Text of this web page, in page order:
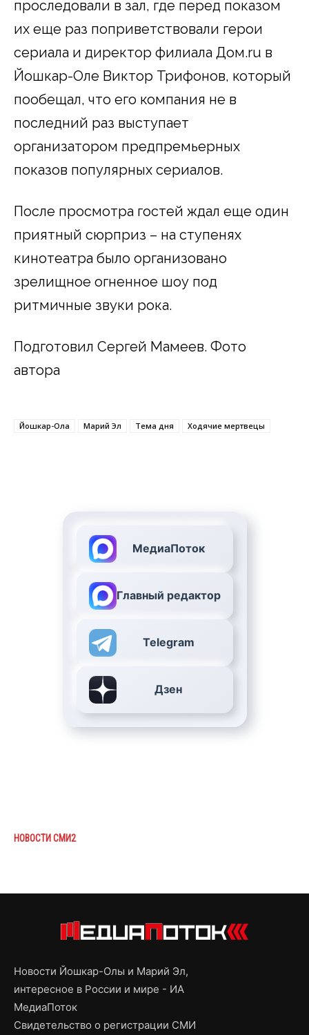
проследовали в зал, где перед показом
их еще раз поприветствовали герои
сериала и директор филиала Дом.ru в
Йошкар-Оле Виктор Трифонов, который
пообещал, что его компания не в
последний раз выступает
организатором предпремьерных
показов популярных сериалов.
После просмотра гостей ждал еще один
приятный сюрприз – на ступенях
кинотеатра было организовано
зрелищное огненное шоу под
ритмичные звуки рока.
Подготовил Сергей Мамеев. Фото
автора
Йошкар-Ола Марий Эл Тема дня Ходячие мертвецы
МедиаПоток
Главный редактор
Telegram
Дзен
НОВОСТИ СМИ2
Новости Йошкар-Олы и Марий Эл,
интересное в России и мире - ИА
МедиаПоток
Свидетельство о регистрации СМИ